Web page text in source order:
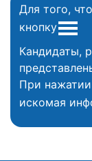
Для того,
кнопку
Кандидаты,
При
искомая